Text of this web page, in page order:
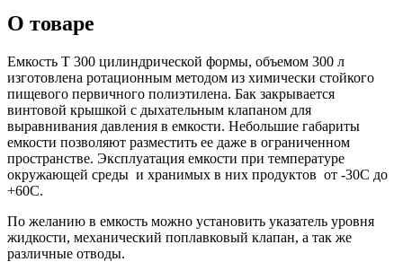
О товаре
Емкость Т 300 цилиндрической формы, объемом 300 л
изготовлена ротационным методом из химически стойкого
пищевого первичного полиэтилена. Бак закрывается
винтовой крышкой с дыхательным клапаном для
выравнивания давления в емкости. Небольшие габариты
емкости позволяют разместить ее даже в ограниченном
пространстве. Эксплуатация емкости при температуре
окружающей среды и хранимых в них продуктов от -30С до
+60С.
По желанию в емкость можно установить указатель уровня
жидкости, механический поплавковый клапан, а так же
различные отводы.